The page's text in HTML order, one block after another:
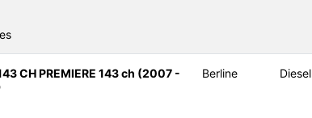
CH PREMIERE 143 ch (2007 -
Berline Diesel